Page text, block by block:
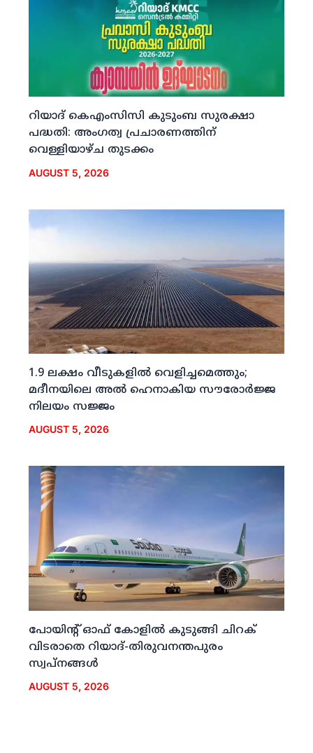
റിയാദ് കെഎംസിസി കുടുംബ സുരക്ഷാ
പദ്ധതി: അംഗത്വ പ്രചാരണത്തിന്
വെള്ളിയാഴ്ച തുടക്കം
AUGUST 5, 2026
1.9 ലക്ഷം വീടുകളില്‍ വെളിച്ചമെത്തും;
മദീനയിലെ അല്‍ ഹെനാകിയ സൗരോര്‍ജ്ജ
നിലയം സജ്ജം
AUGUST 5, 2026
പോയിന്റ് ഓഫ് കോളില്‍ കുടുങ്ങി ചിറക്
വിടരാതെ റിയാദ്-തിരുവനന്തപുരം
സ്വപ്നങ്ങള്‍
AUGUST 5, 2026